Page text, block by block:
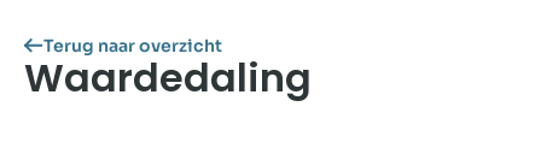
Terug naar overzicht
Waardedaling